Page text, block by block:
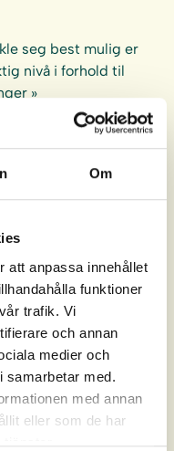
Om
att anpassa innehållet
funktioner
trafik. Vi
och annan
medier och
samarbetar med.
med annan
eller som de har
tjänster.
seg best mulig er
nivå i forhold til
»